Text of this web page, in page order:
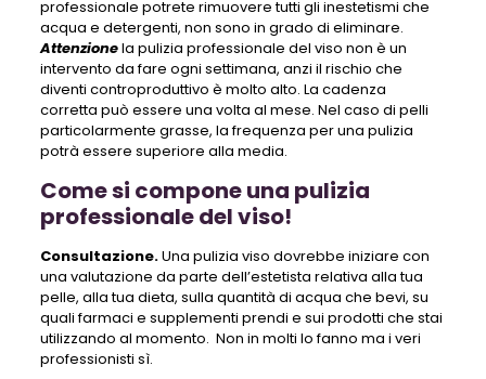
professionale potrete rimuovere tutti gli inestetismi che
acqua e detergenti, non sono in grado di eliminare.
Attenzionela pulizia professionale del viso non è un
intervento da fare ogni settimana, anzi il rischio che
diventi controproduttivo è molto alto. La cadenza
corretta può essere una volta al mese. Nel caso di pelli
particolarmente grasse, la frequenza per una pulizia
potrà essere superiore alla media.
Come si compone una pulizia
professionale del viso!
Consultazione.Una pulizia viso dovrebbe iniziare con
una valutazione da parte dell’estetista relativa alla tua
pelle, alla tua dieta, sulla quantità di acqua che bevi, su
quali farmaci e supplementi prendi e sui prodotti che stai
utilizzando al momento. Non in molti lo fanno ma i veri
professionisti sì.